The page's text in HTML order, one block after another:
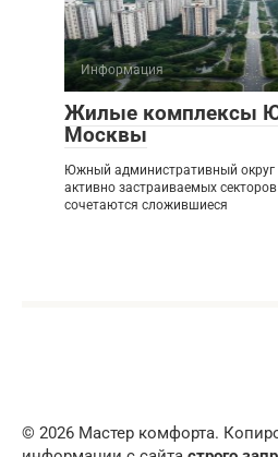
Информация
Жилые комплексы
Москвы
Южный административный округ
активно застраиваемых
сочетаются сложившиеся
© 2026 Мастер комфорта.